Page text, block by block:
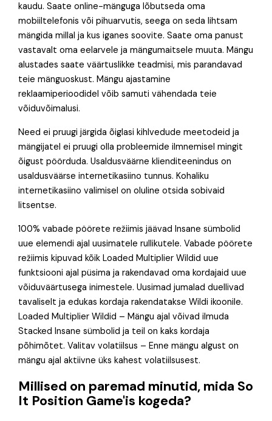
kaudu. Saate online-mänguga lõbutseda oma
mobiiltelefonis või pihuarvutis, seega on seda lihtsam
mängida millal ja kus iganes soovite. Saate oma panust
vastavalt oma eelarvele ja mängumaitsele muuta. Mängu
alustades saate väärtuslikke teadmisi, mis parandavad
teie mänguoskust. Mängu ajastamine
reklaamiperioodidel võib samuti vähendada teie
võiduvõimalusi.
Need ei pruugi järgida õiglasi kihlvedude meetodeid ja
mängijatel ei pruugi olla probleemide ilmnemisel mingit
õigust pöörduda. Usaldusväärne klienditeenindus on
usaldusväärse internetikasiino tunnus. Kohaliku
internetikasiino valimisel on oluline otsida sobivaid
litsentse.
100% vabade pöörete režiimis jäävad Insane sümbolid
uue elemendi ajal uusimatele rullikutele. Vabade pöörete
režiimis kipuvad kõik Loaded Multiplier Wildid uue
funktsiooni ajal püsima ja rakendavad oma kordajaid uue
võiduväärtusega inimestele. Uusimad jumalad duellivad
tavaliselt ja edukas kordaja rakendatakse Wildi ikoonile.
Loaded Multiplier Wildid – Mängu ajal võivad ilmuda
Stacked Insane sümbolid ja teil on kaks kordaja
põhimõtet. Valitav volatiilsus – Enne mängu algust on
mängu ajal aktiivne üks kahest volatiilsusest.
Millised on paremad minutid, mida So
It Position Game'is kogeda?